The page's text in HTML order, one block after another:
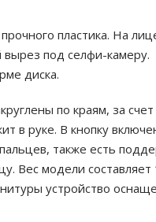
пластика. На
под селфи-камеру.
диска.
по краям, за счет
в руке. В кнопку
также есть
Вес модели составляет
устройство